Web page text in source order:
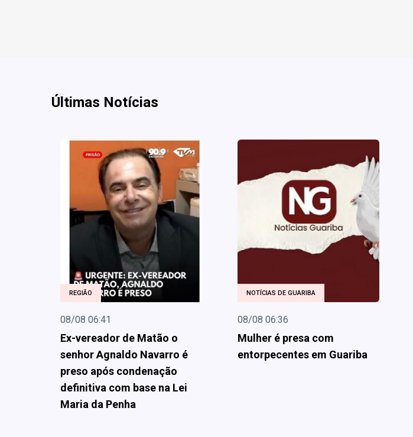
Últimas Notícias
REGIÃO
08/08 06:41
Ex-vereador de Matão o
senhor Agnaldo Navarro é
preso após condenação
definitiva com base na Lei
Maria da Penha
NOTÍCIAS DE GUARIBA
08/08 06:36
Mulher é presa com
entorpecentes em Guariba